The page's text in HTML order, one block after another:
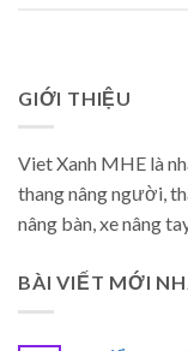
GIỚI THIỆU
Viet Xanh MHE là
thang nâng người,
nâng bàn, xe nâng
BÀI VIẾT MỚI